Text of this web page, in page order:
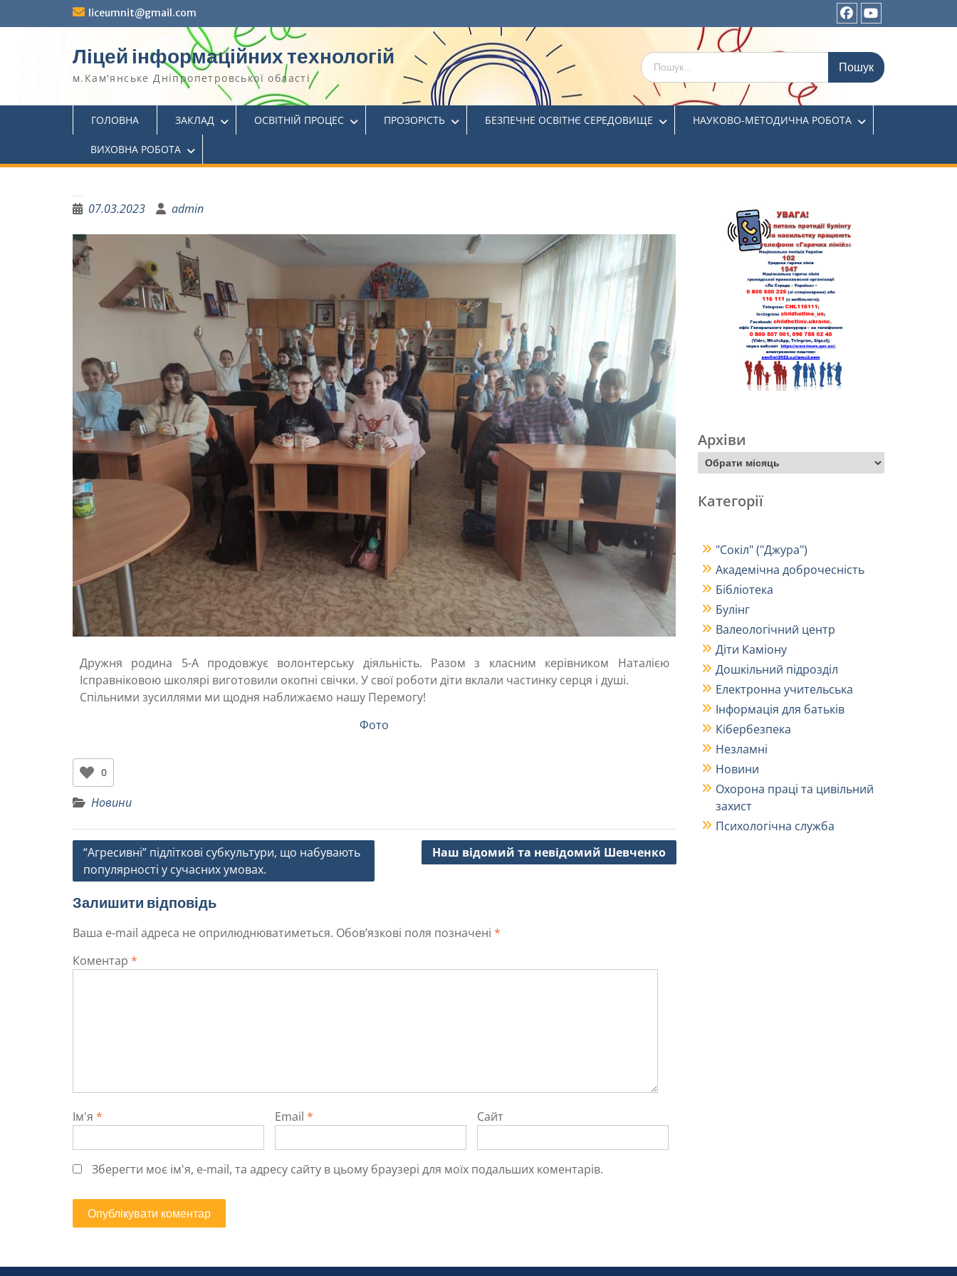
liceumnit@gmail.com
Ліцей інформаційних технологій
м.Кам'янське Дніпропетровської області
ГОЛОВНА ЗАКЛАД ОСВІТНІЙ ПРОЦЕС ПРОЗОРІСТЬ БЕЗПЕЧНЕ ОСВІТНЄ СЕРЕДОВИЩЕ НАУКОВО-МЕТОДИЧНА РОБОТА
ВИХОВНА РОБОТА
07.03.2023 admin
Дружня родина 5-А продовжує волонтерську діяльність. Разом з класним керівником Наталією
Ісправніковою школярі виготовили окопні свічки. У свої роботи діти вклали частинку серця і душі.
Спільними зусиллями ми щодня наближаємо нашу Перемогу!
Фото
0
Новини
“Агресивні” підліткові субкультури, що набувають
популярності у сучасних умовах.
Наш відомий та невідомий Шевченко
Залишити відповідь
Ваша e-mail адреса не оприлюднюватиметься. Обов’язкові поля позначені *
Коментар *
Ім'я * Email * Сайт
Зберегти моє ім'я, e-mail, та адресу сайту в цьому браузері для моїх подальших коментарів.
Архіви
Категорії
"Сокіл" ("Джура")
Академічна доброчесність
Бібліотека
Булінг
Валеологічний центр
Діти Каміону
Дошкільний підрозділ
Електронна учительська
Інформація для батьків
Кібербезпека
Незламні
Новини
Охорона праці та цивільний
захист
Психологічна служба